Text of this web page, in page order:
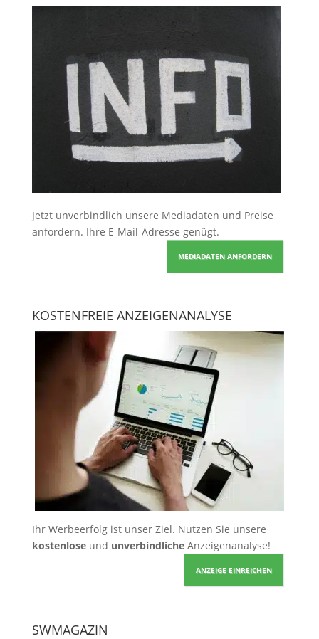
Jetzt unverbindlich unsere Mediadaten und Preise
anfordern. Ihre E-Mail-Adresse genügt.
MEDIADATEN ANFORDERN
KOSTENFREIE ANZEIGENANALYSE
Ihr Werbeerfolg ist unser Ziel. Nutzen Sie unsere
kostenloseund unverbindlicheAnzeigenanalyse!
ANZEIGE EINREICHEN
SWMAGAZIN